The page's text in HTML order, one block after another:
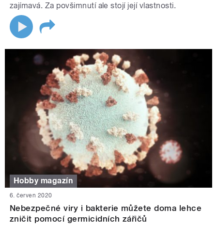
zajímavá. Za povšimnutí ale stojí její vlastnosti.
Hobby magazín
6. červen 2020
Nebezpečné viry i bakterie můžete doma lehce
zničit pomocí germicidních zářičů